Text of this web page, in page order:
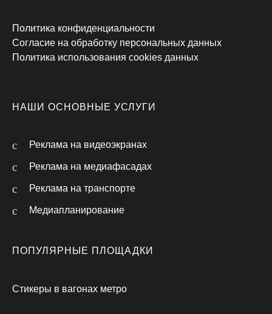
Политика конфиденциальности
Согласие на обработку персональных данных
Политика использования cookies данных
НАШИ ОСНОВНЫЕ УСЛУГИ
Реклама на видеоэкранах
Реклама на медиафасадах
Реклама на транспорте
Медиапланирование
ПОПУЛЯРНЫЕ ПЛОЩАДКИ
Стикеры в вагонах метро